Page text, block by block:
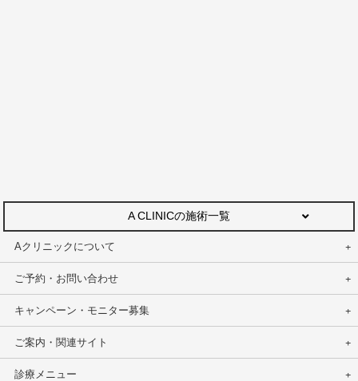
A CLINICの施術一覧
Aクリニックについて
ご予約・お問い合わせ
キャンペーン・モニター募集
ご案内・関連サイト
診療メニュー